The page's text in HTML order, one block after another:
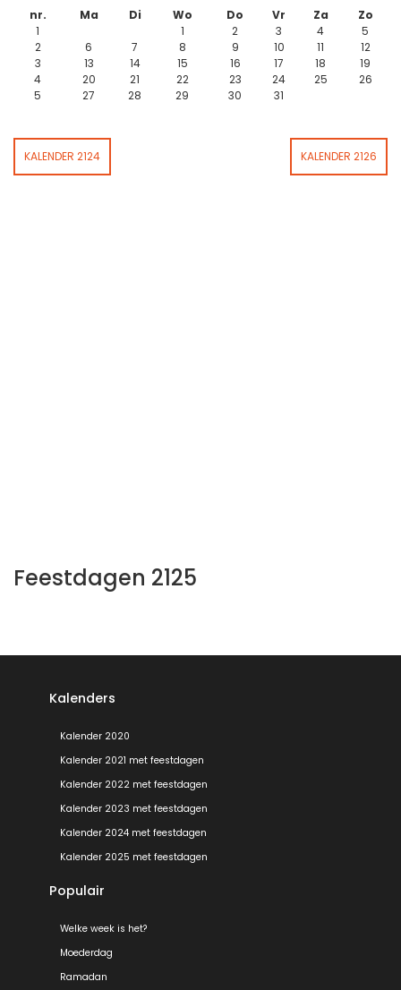
nr. Ma Di Wo Do Vr Za
Zo
1
1 2 3 4
5
2
6 7 8 9 10 11
12
3
13 14 15 16 17 18
19
4
20 21 22 23 24 25
26
5
27 28 29 30 31
KALENDER 2124 KALENDER 2126
Feestdagen 2125
Kalenders
Kalender 2020
Kalender 2021 met feestdagen
Kalender 2022 met feestdagen
Kalender 2023 met feestdagen
Kalender 2024 met feestdagen
Kalender 2025 met feestdagen
Populair
Welke week is het?
Moederdag
Ramadan